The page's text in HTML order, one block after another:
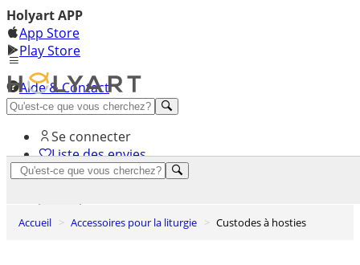
Holyart APP
App Store
Play Store
Aide & Contact
Découvrez Premium
Se connecter
Liste des envies
Accueil Accessoires pour la liturgie Custodes à hosties